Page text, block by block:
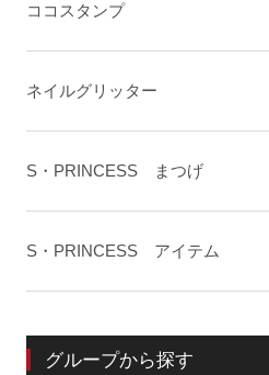
ココスタンプ
ネイルグリッター
S・PRINCESS まつげ
S・PRINCESS アイテム
グループから探す